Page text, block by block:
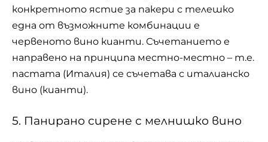
конкретното ястие за пакери с телешко
една от възможните комбинации е
червеното вино кианти. Съчетанието е
направено на принципа местно-местно – т.е.
пастата (Италия) се съчетава с италианско
вино (кианти).
5. Панирано сирене с мелнишко вино